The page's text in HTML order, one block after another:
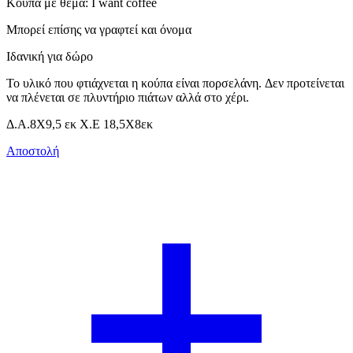
Κούπα με θέμα: I want coffee
Μπορεί επίσης να γραφτεί και όνομα
Ιδανική για δώρο
Το υλικό που φτιάχνεται η κούπα είναι πορσελάνη. Δεν προτείνεται
να πλένεται σε πλυντήριο πιάτων αλλά στο χέρι.
Δ.Α.8Χ9,5 εκ Χ.Ε 18,5Χ8εκ
Αποστολή